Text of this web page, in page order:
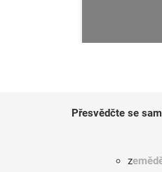
Přesvědčte se
z